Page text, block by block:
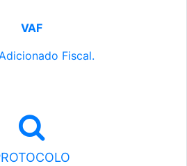
VAF
Fiscal.